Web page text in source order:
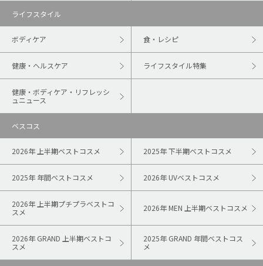
ライフスタイル
ボディケア 食・レシピ
健康・ヘルスケア ライフスタイル特集
健康・ボディケア・リフレッシ
ュニュース
ベスコス
2026年 上半期ベストコスメ 2025年 下半期ベストコスメ
2025年 年間ベストコスメ 2026年 UVベストコスメ
2026年 上半期プチプラベストコ
スメ
2026年 MEN 上半期ベストコスメ
2026年 GRAND 上半期ベストコ
スメ
2025年 GRAND 年間ベストコス
メ